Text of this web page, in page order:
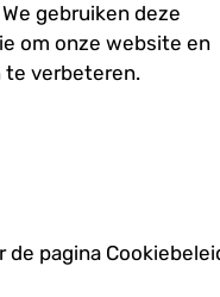
Tijdens de
het lichaam van
langzaam op en
aangeboren
gebruiken deze
om onze website en
te verbeteren.
pagina